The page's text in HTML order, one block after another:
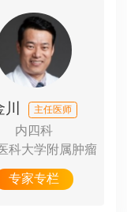
主任医师
内四科
科大学附属肿瘤
专家专栏